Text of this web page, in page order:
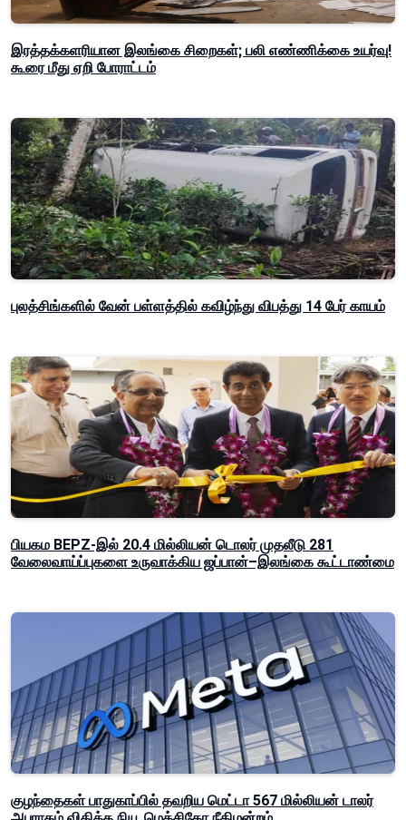
இரத்தக்களரியான இலங்கை சிறைகள்; பலி எண்ணிக்கை உயர்வு!
கூரை மீது ஏறி போராட்டம்
புலத்சிங்களில் வேன் பள்ளத்தில் கவிழ்ந்து விபத்து 14 பேர் காயம்
பியகம BEPZ-இல் 20.4 மில்லியன் டொலர் முதலீடு 281
வேலைவாய்ப்புகளை உருவாக்கிய ஜப்பான்–இலங்கை கூட்டாண்மை
குழந்தைகள் பாதுகாப்பில் தவறிய மெட்டா 567 மில்லியன் டாலர்